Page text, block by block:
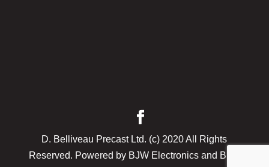
D. Belliveau Precast Ltd. (c) 2020 All Rights
Reserved. Powered by BJW Electronics and Brad